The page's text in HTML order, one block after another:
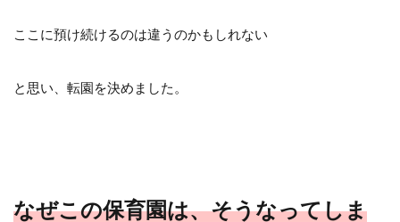
ここに預け続けるのは違うのかもしれない
と思い、転園を決めました。
なぜこの保育園は、そうなってしま